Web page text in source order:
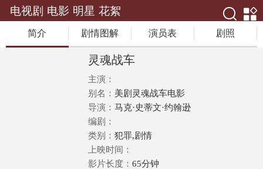
电视剧 电影 明星 花絮
简介 剧情图解 演员表 剧照
灵魂战车
主演：
别名： 美剧灵魂战车电影
导演： 马克·史蒂文·约翰逊
编剧：
类别： 犯罪,剧情
上映时间：
影片长度： 65分钟